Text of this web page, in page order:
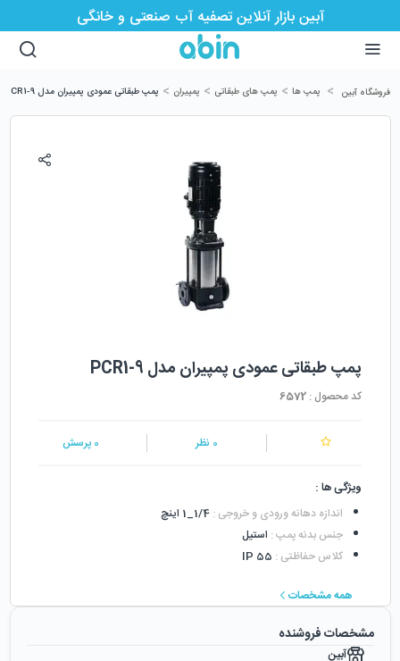
آبین بازار آنلاین تصفیه آب صنعتی و خانگی
فروشگاه آبین > پمپ ها > پمپ های طبقاتی > پمپیران > پمپ طبقاتی عمودی پمپیران مدل PCR1-9
پمپ طبقاتی عمودی پمپیران مدل PCR1-9
کد محصول : 6572
0 نظر 0 پرسش
ویژگی ها :
اندازه دهانه ورودی و خروجی : 1/4_1 اینچ
جنس بدنه پمپ: استیل
کلاس حفاظتی :
IP 55
همه مشخصات
مشخصات فروشنده
آبین